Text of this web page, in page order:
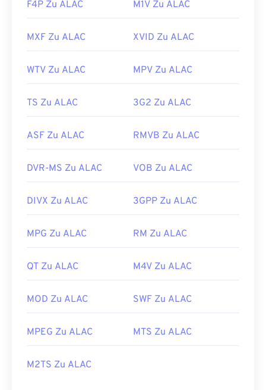
F4P Zu ALAC M1V Zu ALAC
MXF Zu ALAC XVID Zu ALAC
WTV Zu ALAC MPV Zu ALAC
TS Zu ALAC 3G2 Zu ALAC
ASF Zu ALAC RMVB Zu ALAC
DVR-MS Zu ALAC VOB Zu ALAC
DIVX Zu ALAC 3GPP Zu ALAC
MPG Zu ALAC RM Zu ALAC
QT Zu ALAC M4V Zu ALAC
MOD Zu ALAC SWF Zu ALAC
MPEG Zu ALAC MTS Zu ALAC
M2TS Zu ALAC